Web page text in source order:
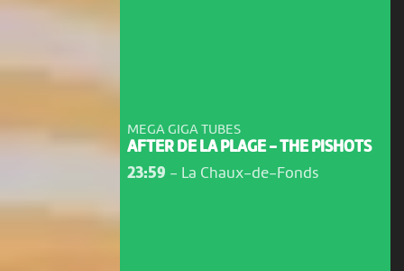
MEGA GIGA TUBES
AFTER DE LA PLAGE - THE PISHOTS
23:59 - La Chaux-de-Fonds